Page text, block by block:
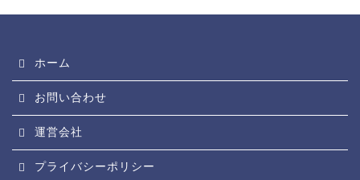
ホーム
お問い合わせ
運営会社
プライバシーポリシー